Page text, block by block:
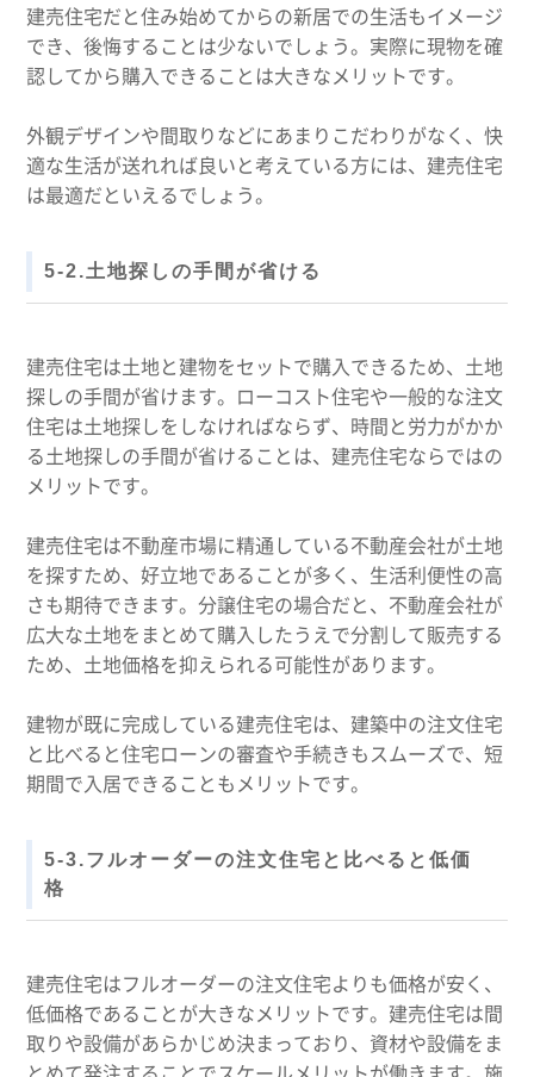
建売住宅だと住み始めてからの新居での生活もイメージ
でき、後悔することは少ないでしょう。実際に現物を確
認してから購入できることは大きなメリットです。
外観デザインや間取りなどにあまりこだわりがなく、快
適な生活が送れれば良いと考えている方には、建売住宅
は最適だといえるでしょう。
5-2.土地探しの手間が省ける
建売住宅は土地と建物をセットで購入できるため、土地
探しの手間が省けます。ローコスト住宅や一般的な注文
住宅は土地探しをしなければならず、時間と労力がかか
る土地探しの手間が省けることは、建売住宅ならではの
メリットです。
建売住宅は不動産市場に精通している不動産会社が土地
を探すため、好立地であることが多く、生活利便性の高
さも期待できます。分譲住宅の場合だと、不動産会社が
広大な土地をまとめて購入したうえで分割して販売する
ため、土地価格を抑えられる可能性があります。
建物が既に完成している建売住宅は、建築中の注文住宅
と比べると住宅ローンの審査や手続きもスムーズで、短
期間で入居できることもメリットです。
5-3.フルオーダーの注文住宅と比べると低価
格
建売住宅はフルオーダーの注文住宅よりも価格が安く、
低価格であることが大きなメリットです。建売住宅は間
取りや設備があらかじめ決まっており、資材や設備をま